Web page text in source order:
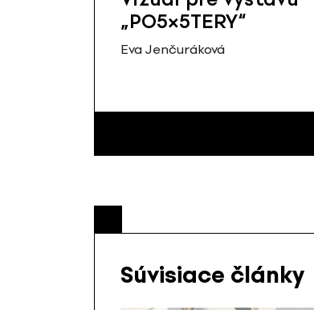
„PO5×5TERY“
Eva Jenčuráková
Súvisiace články